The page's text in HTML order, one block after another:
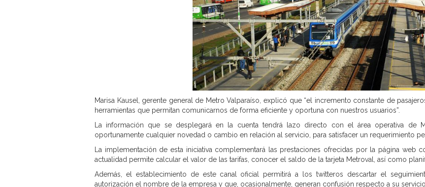
Marisa Kausel, gerente general de Metro Valparaíso, explicó que “el incremento constante de
herramientas que permitan comunicarnos de forma eficiente y oportuna con nuestros usuarios”.
La información que se desplegará en la cuenta tendrá lazo directo con el área operativa de
oportunamente cualquier novedad o cambio en relación al servicio, para satisfacer un requerimiento
La implementación de esta iniciativa complementará las prestaciones ofrecidas por la página web
actualidad permite calcular el valor de las tarifas, conocer el saldo de la tarjeta Metroval, así como
Además, el establecimiento de este canal oficial permitirá a los twitteros descartar el
autorización el nombre de la empresa y que, ocasionalmente, generan confusión respecto a su servicio.